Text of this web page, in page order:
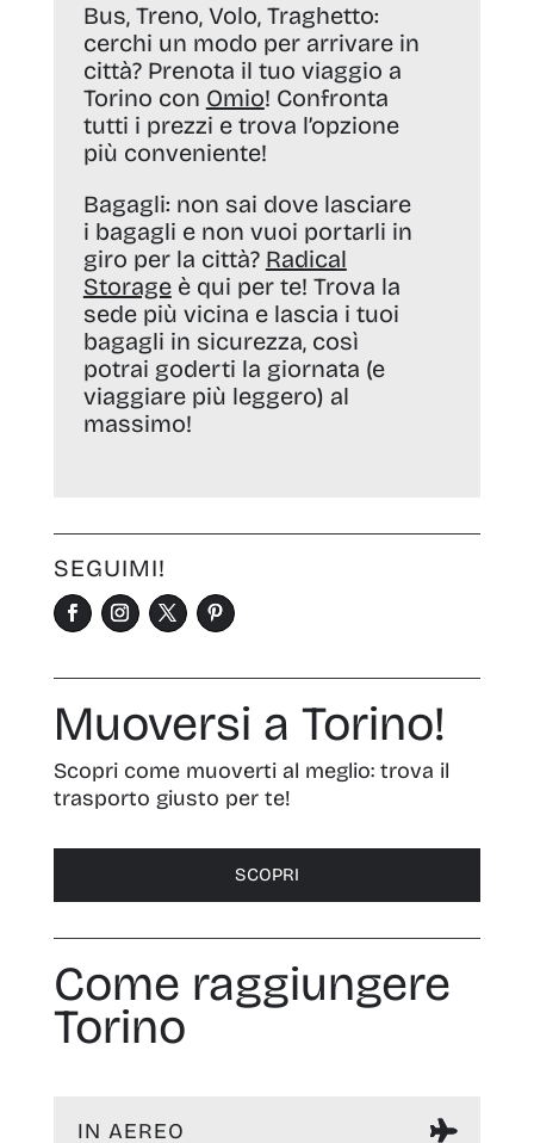
Bus, Treno, Volo, Traghetto:
cerchi un modo per arrivare in
città? Prenota il tuo viaggio a
Torino con Omio! Confronta
tutti i prezzi e trova l’opzione
più conveniente!
Bagagli: non sai dove lasciare
i bagagli e non vuoi portarli in
giro per la città? Radical
Storageè qui per te! Trova la
sede più vicina e lascia i tuoi
bagagli in sicurezza, così
potrai goderti la giornata (e
viaggiare più leggero) al
massimo!
SEGUIMI!
Muoversi a Torino!
Scopri come muoverti al meglio: trova il
trasporto giusto per te!
SCOPRI
Come raggiungere
Torino
IN AEREO